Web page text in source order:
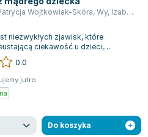
Wojtkowiak-Skóra, Wy, Izabela Michta
niezwykłych zjawisk, które
ciekawość u dzieci,
do zadawania mnóstwa pytań na...
0.0
jutro
Do koszyka